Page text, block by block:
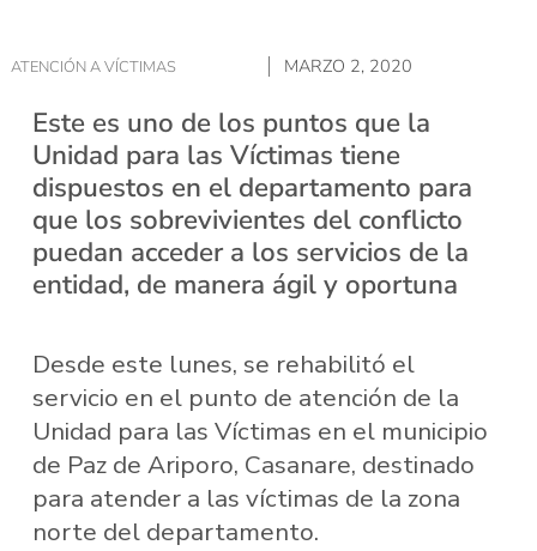
ATENCIÓN A VÍCTIMAS MARZO 2, 2020
Este es uno de los puntos que la
Unidad para las Víctimas tiene
dispuestos en el departamento para
que los sobrevivientes del conflicto
puedan acceder a los servicios de la
entidad, de manera ágil y oportuna
Desde este lunes, se rehabilitó el
servicio en el punto de atención de la
Unidad para las Víctimas en el municipio
de Paz de Ariporo, Casanare, destinado
para atender a las víctimas de la zona
norte del departamento.